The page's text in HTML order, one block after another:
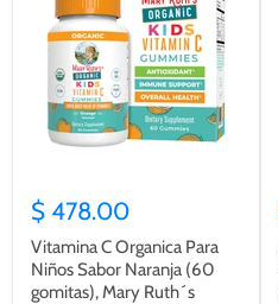
$ 478.00
Vitamina C Organica Para
Niños Sabor Naranja (60
gomitas), Mary Ruth´s